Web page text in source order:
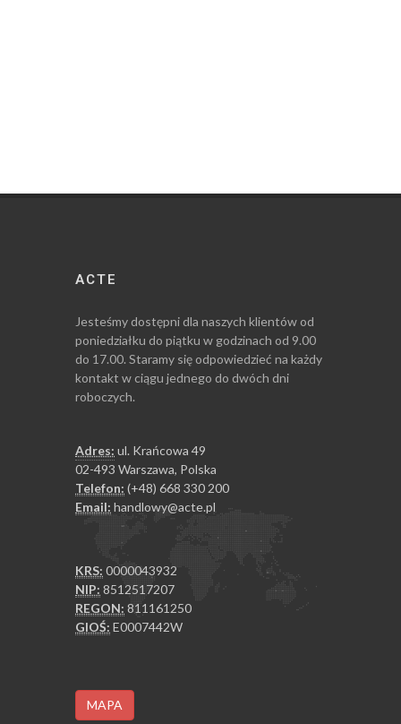
ACTE
Jesteśmy dostępni dla naszych klientów od
poniedziałku do piątku w godzinach od 9.00
do 17.00. Staramy się odpowiedzieć na każdy
kontakt w ciągu jednego do dwóch dni
roboczych.
Adres: ul. Krańcowa 49
02-493 Warszawa, Polska
Telefon: (+48) 668 330 200
Email: handlowy@acte.pl
KRS: 0000043932
NIP: 8512517207
REGON: 811161250
GIOŚ: E0007442W
MAPA